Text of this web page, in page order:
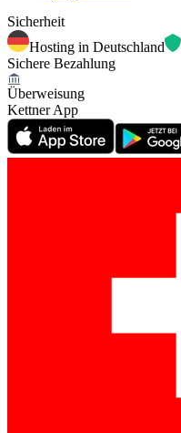
Sicherheit
Hosting in Deutschland
Sichere Bezahlung
Überweisung
Kettner App